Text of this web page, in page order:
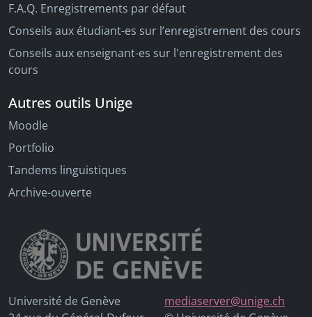
F.A.Q. Enregistrements par défaut
Conseils aux étudiant-es sur l’enregistrement des cours
Conseils aux enseignant-es sur l'enregistrement des
cours
Autres outils Unige
Moodle
Portfolio
Tandems linguistiques
Archive-ouverte
Université de Genève
mediaserver@unige.ch